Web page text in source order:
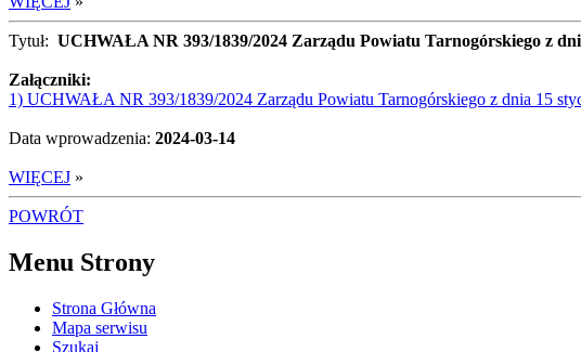
Tytuł: UCHWAŁA NR 393/1839/2024 Zarządu Powiatu Tarnogórskiego z
Załączniki:
1) UCHWAŁA NR 393/1839/2024 Zarządu Powiatu Tarnogórskiego z dnia 15
Data wprowadzenia: 2024-03-14
WIĘCEJ »
POWRÓT
Menu Strony
Strona Główna
Mapa serwisu
Szukaj